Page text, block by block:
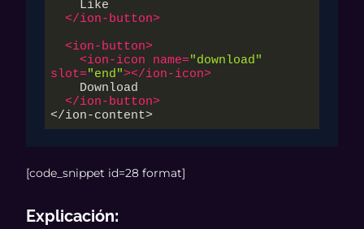
</ion-button>
<ion-button>
<ion-icon name="download"
slot="end"></ion-icon>
</ion-button>
</ion-content>
[code_snippet id=28 format]
Explicación: